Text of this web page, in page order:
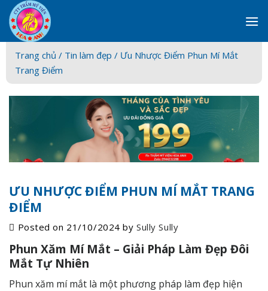
Skip
to
content
Trang chủ / Tin làm đẹp / Ưu Nhược Điểm Phun Mí Mắt
Trang Điểm
ƯU NHƯỢC ĐIỂM PHUN MÍ MẮT TRANG
ĐIỂM
Posted on 21/10/2024 bySully Sully
Phun Xăm Mí Mắt – Giải Pháp Làm Đẹp Đôi
Mắt Tự Nhiên
Phun xăm mí mắt là một phương pháp làm đẹp hiện